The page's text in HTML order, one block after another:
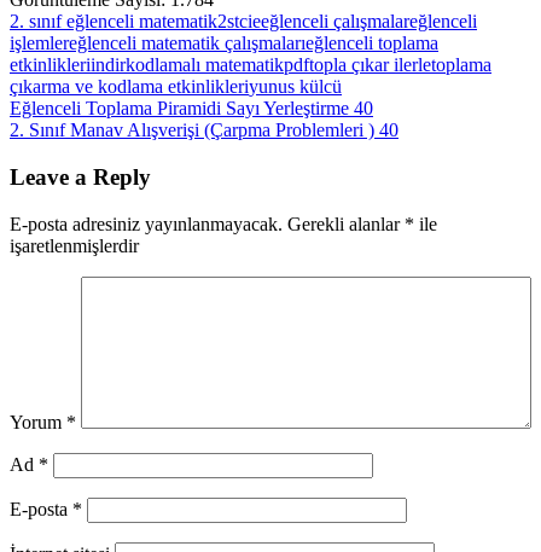
2. sınıf eğlenceli matematik2stcieeğlenceli çalışmalareğlenceli
işlemlereğlenceli matematik çalışmalarıeğlenceli toplama
etkinlikleriindirkodlamalı matematikpdftopla çıkar ilerletoplama
çıkarma ve kodlama etkinlikleriyunus külcü
Yazı
gezinmesi
Previous
Post:
Eğlenceli Toplama Piramidi Sayı Yerleştirme 40
Next
2. Sınıf Manav Alışverişi (Çarpma Problemleri ) 40
Leave a Reply
E-posta adresiniz yayınlanmayacak. Gerekli alanlar * ile
işaretlenmişlerdir
Yorum *
Ad *
E-posta *